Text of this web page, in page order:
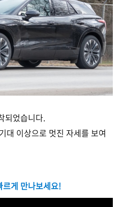
되었습니다.
대 이상으로 멋진 자세를 보여
게 만나보세요!